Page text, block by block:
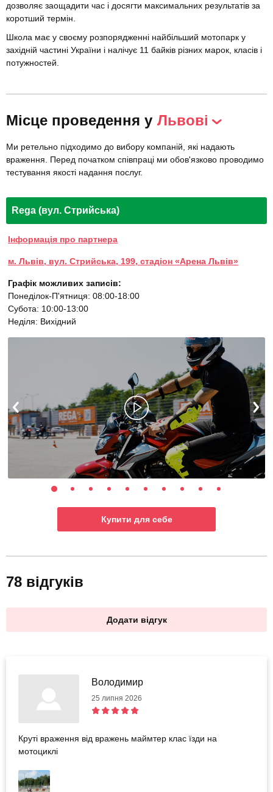
дозволяє заощадити час і досягти максимальних результатів за
коротший термін.
Школа має у своєму розпорядженні найбільший мотопарк у
західній частині України і налічує 11 байків різних марок, класів і
потужностей.
Місце проведення у Львові
Ми ретельно підходимо до вибору компаній, які надають
враження. Перед початком співпраці ми обов'язково проводимо
тестування якості надання послуг.
Rega (вул. Стрийська)
Інформація про партнера
м. Львів, вул. Стрийська, 199, стадіон «Арена Львів»
Графік можливих записів:
Понеділок-П'ятниця: 08:00-18:00
Субота: 10:00-13:00
Неділя: Вихідний
Купити для себе
78 відгуків
Додати відгук
Володимир
25 липня 2026
Круті враження від вражень маймтер клас їзди на
мотоциклі